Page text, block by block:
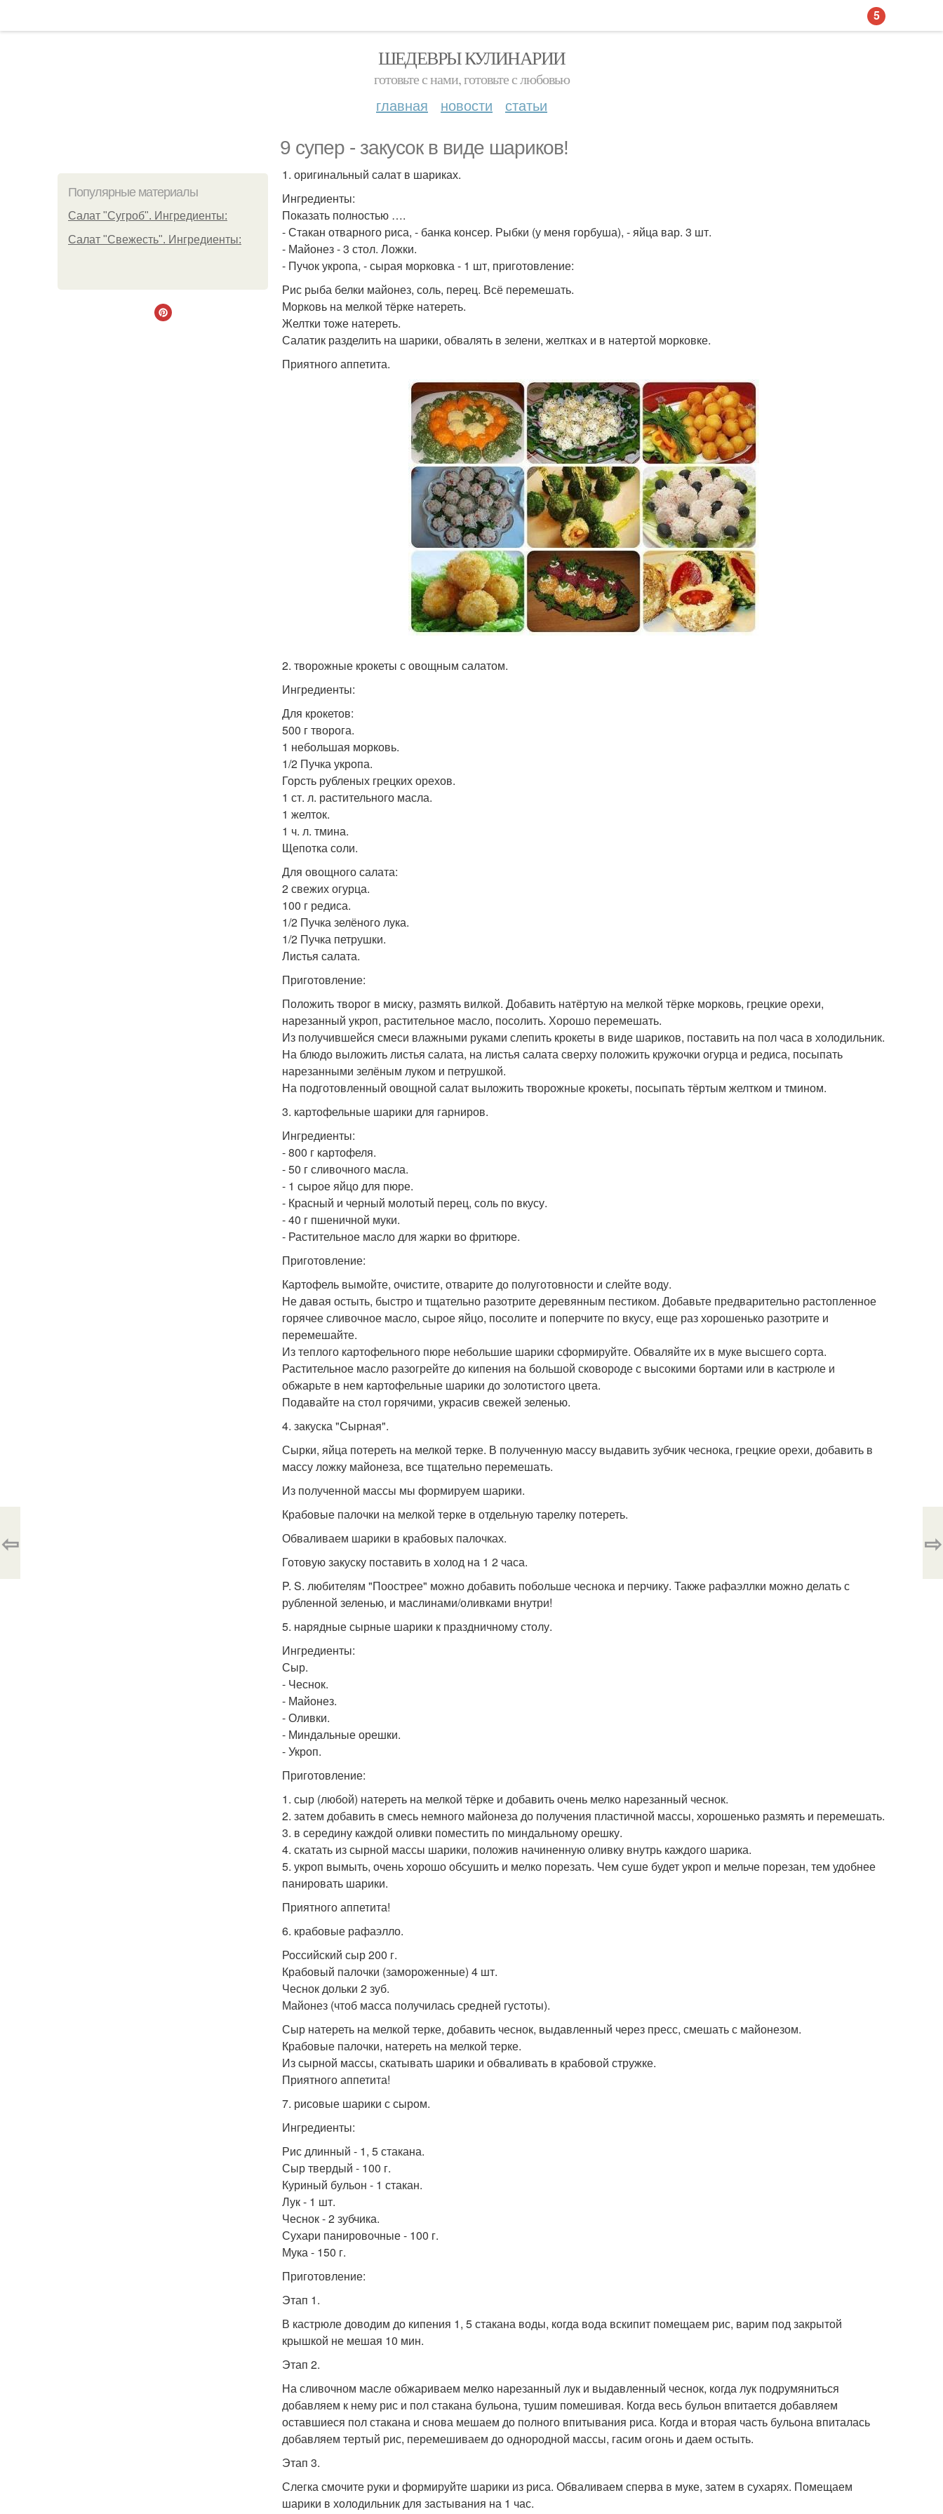
ШЕДЕВРЫ КУЛИНАРИИ
готовьте с нами, готовьте с любовью
главная новости статьи
9 супер - закусок в виде шариков!
Популярные материалы
Салат "Сугроб". Ингредиенты:
Салат "Свежесть". Ингредиенты:
1. оригинальный салат в шариках.
Ингредиенты:
Показать полностью ….
- Стакан отварного риса, - банка консер. Рыбки (у меня горбуша), - яйца вар. 3 шт.
- Майонез - 3 стол. Ложки.
- Пучок укропа, - сырая морковка - 1 шт, приготовление:
Рис рыба белки майонез, соль, перец. Всё перемешать.
Морковь на мелкой тёрке натереть.
Желтки тоже натереть.
Салатик разделить на шарики, обвалять в зелени, желтках и в натертой морковке.
Приятного аппетита.
2. творожные крокеты с овощным салатом.
Ингредиенты:
Для крокетов:
500 г творога.
1 небольшая морковь.
1/2 Пучка укропа.
Горсть рубленых грецких орехов.
1 ст. л. растительного масла.
1 желток.
1 ч. л. тмина.
Щепотка соли.
Для овощного салата:
2 свежих огурца.
100 г редиса.
1/2 Пучка зелёного лука.
1/2 Пучка петрушки.
Листья салата.
Приготовление:
Положить творог в миску, размять вилкой. Добавить натёртую на мелкой тёрке морковь, грецкие орехи,
нарезанный укроп, растительное масло, посолить. Хорошо перемешать.
Из получившейся смеси влажными руками слепить крокеты в виде шариков, поставить на пол часа в холодильник.
На блюдо выложить листья салата, на листья салата сверху положить кружочки огурца и редиса, посыпать
нарезанными зелёным луком и петрушкой.
На подготовленный овощной салат выложить творожные крокеты, посыпать тёртым желтком и тмином.
3. картофельные шарики для гарниров.
Ингредиенты:
- 800 г картофеля.
- 50 г сливочного масла.
- 1 сырое яйцо для пюре.
- Красный и черный молотый перец, соль по вкусу.
- 40 г пшеничной муки.
- Растительное масло для жарки во фритюре.
Приготовление:
Картофель вымойте, очистите, отварите до полуготовности и слейте воду.
Не давая остыть, быстро и тщательно разотрите деревянным пестиком. Добавьте предварительно растопленное
горячее сливочное масло, сырое яйцо, посолите и поперчите по вкусу, еще раз хорошенько разотрите и
перемешайте.
Из теплого картофельного пюре небольшие шарики сформируйте. Обваляйте их в муке высшего сорта.
Растительное масло разогрейте до кипения на большой сковороде с высокими бортами или в кастрюле и
обжарьте в нем картофельные шарики до золотистого цвета.
Подавайте на стол горячими, украсив свежей зеленью.
4. закуска "Сырная".
Сырки, яйца потереть на мелкой тeрке. В полученную массу выдавить зубчик чеснока, грецкие орехи, добавить в
массу ложку майонеза, всe тщательно перемешать.
Из полученной массы мы формируем шарики.
Крабовые палочки на мелкой тeрке в отдельную тарелку потереть.
Обваливаем шарики в крабовых палочках.
Готовую закуску поставить в холод на 1 2 часа.
P. S. любителям "Поострее" можно добавить побольше чеснока и перчику. Также рафаэллки можно делать с
рубленной зеленью, и маслинами/оливками внутри!
5. нарядные сырные шарики к праздничному столу.
Ингредиенты:
Сыр.
- Чеснок.
- Майонез.
- Оливки.
- Миндальные орешки.
- Укроп.
Приготовление:
1. сыр (любой) натереть на мелкой тёрке и добавить очень мелко нарезанный чеснок.
2. затем добавить в смесь немного майонеза до получения пластичной массы, хорошенько размять и перемешать.
3. в середину каждой оливки поместить по миндальному орешку.
4. скатать из сырной массы шарики, положив начиненную оливку внутрь каждого шарика.
5. укроп вымыть, очень хорошо обсушить и мелко порезать. Чем суше будет укроп и мельче порезан, тем удобнее
панировать шарики.
Приятного аппетита!
6. крабовые рафаэлло.
Российский сыр 200 г.
Крабовый палочки (замороженные) 4 шт.
Чеснок дольки 2 зуб.
Майонез (чтоб масса получилась средней густоты).
Сыр натереть на мелкой терке, добавить чеснок, выдавленный через пресс, смешать с майонезом.
Крабовые палочки, натереть на мелкой терке.
Из сырной массы, скатывать шарики и обваливать в крабовой стружке.
Приятного аппетита!
7. рисовые шарики с сыром.
Ингредиенты:
Рис длинный - 1, 5 стакана.
Сыр твердый - 100 г.
Куриный бульон - 1 стакан.
Лук - 1 шт.
Чеснок - 2 зубчика.
Сухари панировочные - 100 г.
Мука - 150 г.
Приготовление:
Этап 1.
В кастрюле доводим до кипения 1, 5 стакана воды, когда вода вскипит помещаем рис, варим под закрытой
крышкой не мешая 10 мин.
Этап 2.
На сливочном масле обжариваем мелко нарезанный лук и выдавленный чеснок, когда лук подрумяниться
добавляем к нему рис и пол стакана бульона, тушим помешивая. Когда весь бульон впитается добавляем
оставшиеся пол стакана и снова мешаем до полного впитывания риса. Когда и вторая часть бульона впиталась
добавляем тертый рис, перемешиваем до однородной массы, гасим огонь и даем остыть.
Этап 3.
Слегка смочите руки и формируйте шарики из риса. Обваливаем сперва в муке, затем в сухарях. Помещаем
шарики в холодильник для застывания на 1 час.
⇦ ⇨
5